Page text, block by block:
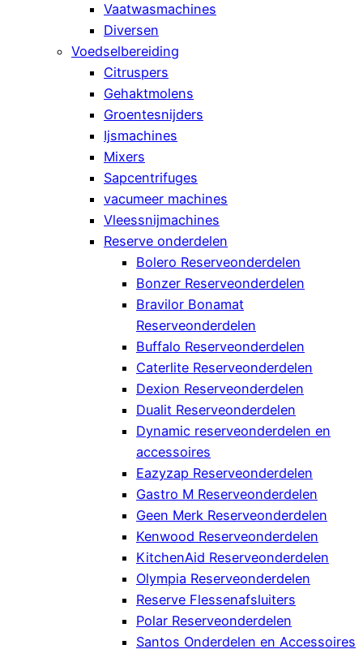
Vaatwasmachines
Diversen
Voedselbereiding
Citruspers
Gehaktmolens
Groentesnijders
Ijsmachines
Mixers
Sapcentrifuges
vacumeer machines
Vleessnijmachines
Reserve onderdelen
Bolero Reserveonderdelen
Bonzer Reserveonderdelen
Bravilor Bonamat
Reserveonderdelen
Buffalo Reserveonderdelen
Caterlite Reserveonderdelen
Dexion Reserveonderdelen
Dualit Reserveonderdelen
Dynamic reserveonderdelen en
accessoires
Eazyzap Reserveonderdelen
Gastro M Reserveonderdelen
Geen Merk Reserveonderdelen
Kenwood Reserveonderdelen
KitchenAid Reserveonderdelen
Olympia Reserveonderdelen
Reserve Flessenafsluiters
Polar Reserveonderdelen
Santos Onderdelen en Accessoires